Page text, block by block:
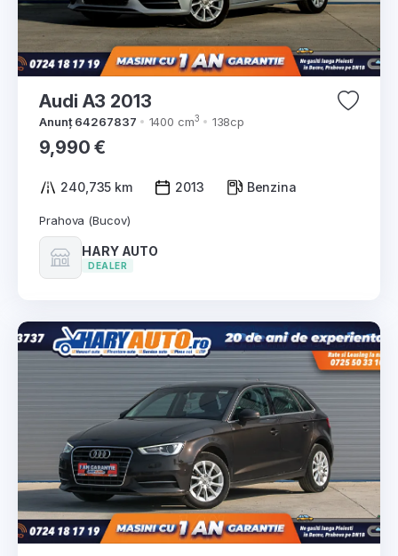
Audi A3 2013
Anunț 64267837 1400 cm3 138cp
9,990 €
240,735 km 2013 Benzina
Prahova (Bucov)
HARY AUTO
DEALER